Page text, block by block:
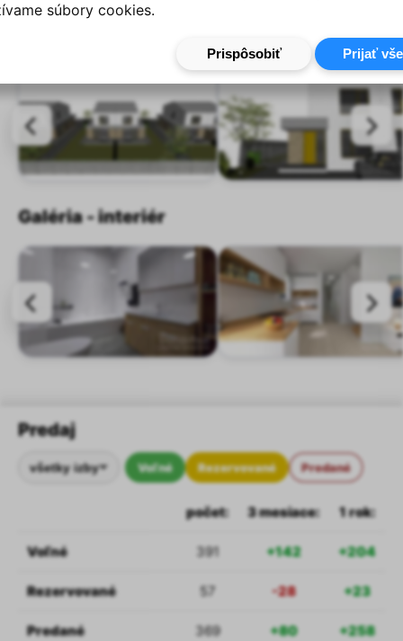
Galéria - interiér
Predaj
všetky izby Voľné Rezervované Predané
počet: 3 mesiace: 1 rok:
Voľné 391 +142 +204
Rezervované 57 -28 +23
Predané 369 +80 +258
súbory cookies.